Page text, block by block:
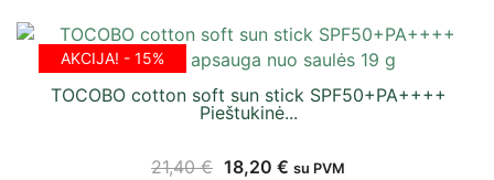
AKCIJA! - 15%
TOCOBO cotton soft sun stick SPF50+PA++++
Pieštukinė...
21,40€ 18,20 € su PVM